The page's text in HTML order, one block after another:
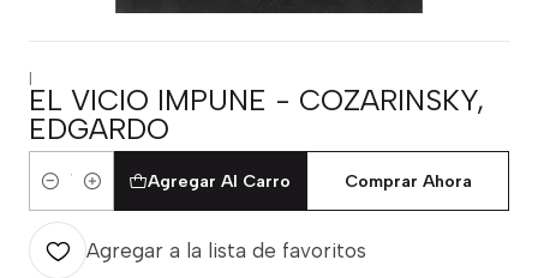
|
EL VICIO IMPUNE - COZARINSKY,
EDGARDO
Cantidad
Agregar Al Carro Comprar Ahora
Agregar a la lista de favoritos